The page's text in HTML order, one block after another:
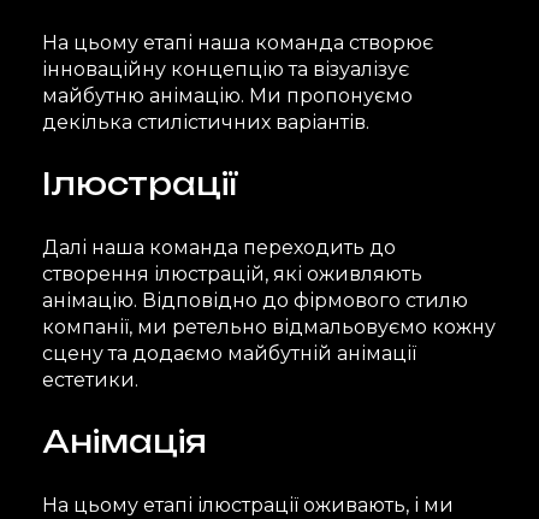
На цьому етапі наша команда створює
інноваційну концепцію та візуалізує
майбутню анімацію. Ми пропонуємо
декілька стилістичних варіантів.
Ілюстрації
Далі наша команда переходить до
створення ілюстрацій, які оживляють
анімацію. Відповідно до фірмового стилю
компанії, ми ретельно відмальовуємо кожну
сцену та додаємо майбутній анімації
естетики.
Анімація
На цьому етапі ілюстрації оживають, і ми